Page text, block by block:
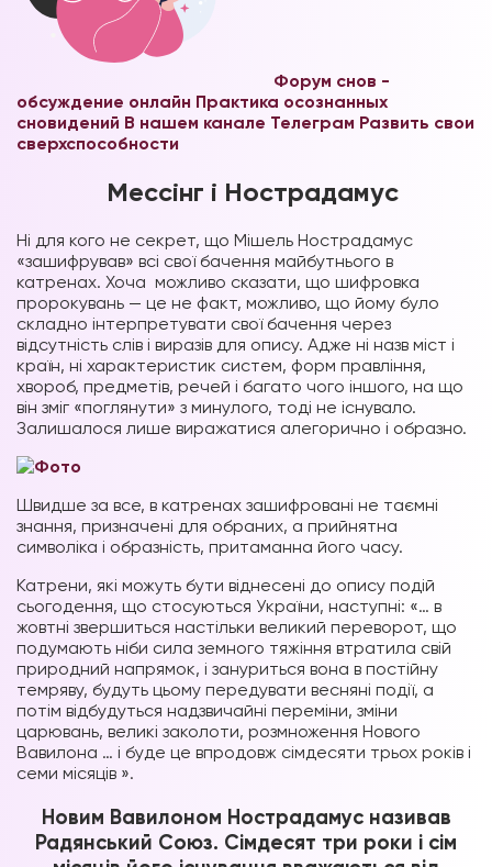
Форум снов -
обсуждение онлайн Практика осознанных
сновидений В нашем канале Телеграм Развить свои
сверхспособности
Мессінг і Нострадамус
Ні для кого не секрет, що Мішель Нострадамус
«зашифрував» всі свої бачення майбутнього в
катренах. Хоча можливо сказати, що шифровка
пророкувань — це не факт, можливо, що йому було
складно інтерпретувати свої бачення через
відсутність слів і виразів для опису. Адже ні назв міст і
країн, ні характеристик систем, форм правління,
хвороб, предметів, речей і багато чого іншого, на що
він зміг «поглянути» з минулого, тоді не існувало.
Залишалося лише виражатися алегорично і образно.
Швидше за все, в катренах зашифровані не таємні
знання, призначені для обраних, а прийнятна
символіка і образність, притаманна його часу.
Катрени, які можуть бути віднесені до опису подій
сьогодення, що стосуються України, наступні: «… в
жовтні звершиться настільки великий переворот, що
подумають ніби сила земного тяжіння втратила свій
природний напрямок, і зануриться вона в постійну
темряву, будуть цьому передувати весняні події, а
потім відбудуться надзвичайні переміни, зміни
царювань, великі заколоти, розмноження Нового
Вавилона … і буде це впродовж сімдесяти трьох років і
семи місяців ».
Новим Вавилоном Нострадамус називав
Радянський Союз. Сімдесят три роки і сім